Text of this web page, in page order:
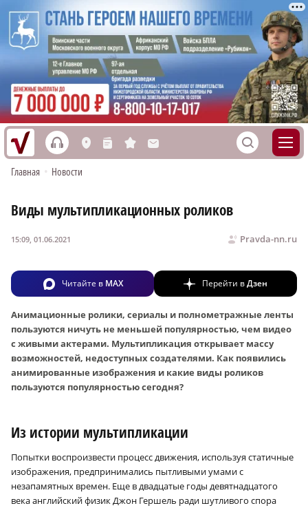
h L n s M S
Главная • Новости
Виды мультипликационных роликов
Pravda-nn.ru
15:09, 01.06.2021
Читайте в MAX Перейти вДзен
Анимационные ролики, сериалы и полнометражные ленты
пользуются ничуть не меньшей популярностью, чем видео
с живыми актерами. Мультипликация открывает массу
возможностей, недоступных создателями. Как появились
анимированные изображения и какие виды роликов
пользуются популярностью сегодня?
Из истории мультипликации
Попытки воспроизвести процесс движения, используя статичные
изображения, предпринимались пытливыми умами с
незапамятных времен. Еще в двадцатые годы девятнадцатого
века английский физик Джон Гершель ради шутливого спора